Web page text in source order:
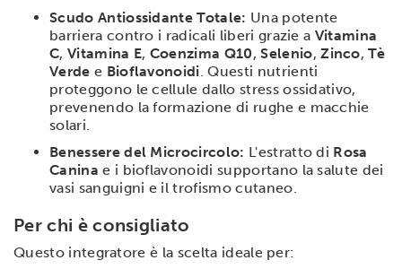
Scudo Antiossidante Totale: Una potente
barriera contro i radicali liberi grazie a Vitamina
C, Vitamina E, Coenzima Q10,Selenio,Zinco,Tè
Verde e Bioflavonoidi . Questi nutrienti
proteggono le cellule dallo stress ossidativo,
prevenendo la formazione di rughe e macchie
solari.
Benessere del Microcircolo: L'estratto di Rosa
Canina e i bioflavonoidi supportano la salute dei
vasi sanguigni e il trofismo cutaneo.
Per chi è consigliato
Questo integratore è la scelta ideale per: